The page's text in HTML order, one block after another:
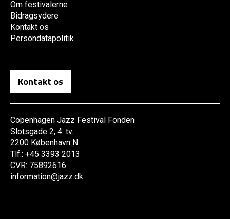
Om festivalerne
Bidragsydere
Kontakt os
Persondatapolitik
Kontakt os
Copenhagen Jazz Festival Fonden
Slotsgade 2, 4. tv.
2200 København N
Tlf.: +45 3393 2013
CVR: 75892616
information@jazz.dk